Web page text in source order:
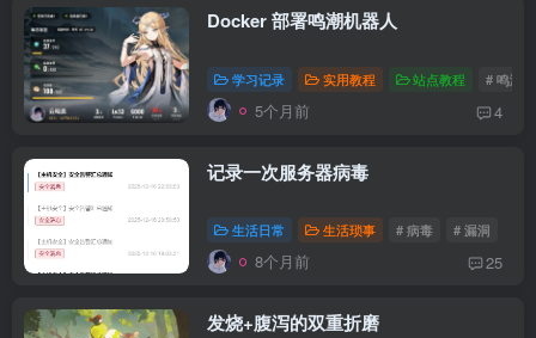
Docker 部署鸣潮机器人
学习记录 实用教程 站点教程 # 鸣潮
5个月前 4
记录一次服务器病毒
生活日常 生活琐事 # 病毒 # 漏洞
8个月前 25
发烧+腹泻的双重折磨